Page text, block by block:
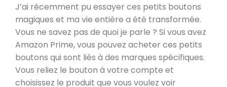
J’ai récemment pu essayer ces petits boutons
magiques et ma vie entière a été transformée.
Vous ne savez pas de quoi je parle ? Si vous avez
Amazon Prime, vous pouvez acheter ces petits
boutons qui sont liés à des marques spécifiques.
Vous reliez le bouton à votre compte et
choisissez le produit que vous voulez voir